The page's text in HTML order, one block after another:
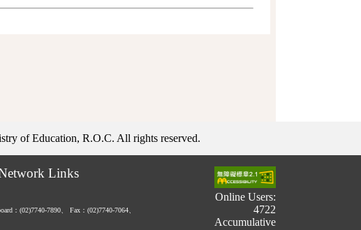
of Education, R.O.C. All rights reserved.
Links
：(02)7740-7890、
Fax：(02)7740-7064、
Online Users:
4722
Accumulative